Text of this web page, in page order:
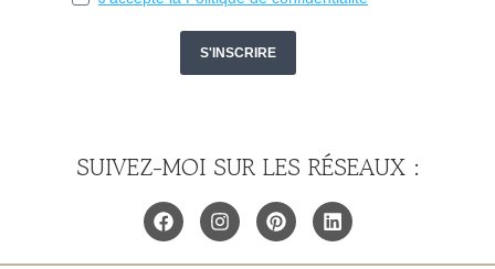
SUIVEZ-MOI SUR LES RÉSEAUX :